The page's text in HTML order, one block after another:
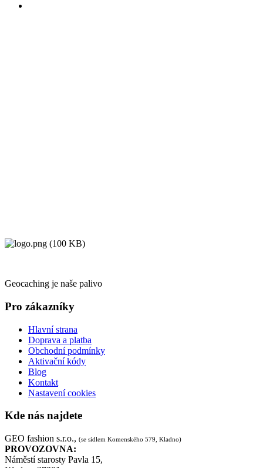
Geocaching je naše palivo
Pro zákazníky
Hlavní strana
Doprava a platba
Obchodní podmínky
Aktivační kódy
Blog
Kontakt
Nastavení cookies
Kde nás najdete
GEO fashion s.r.o., (se sídlem Komenského 579, Kladno)
PROVOZOVNA:
Náměstí starosty Pavla 15,